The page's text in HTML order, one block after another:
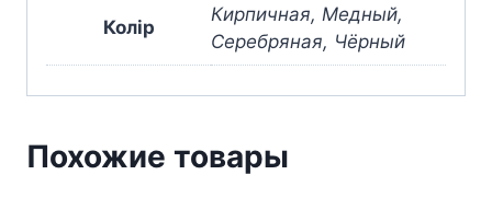
Колір
Кирпичная, Медный,
Серебряная, Чёрный
Похожие товары